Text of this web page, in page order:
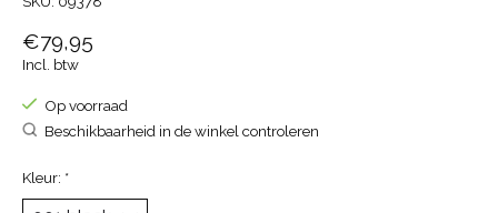
€79,95
Incl. btw
Op voorraad
Beschikbaarheid in de winkel controleren
Kleur: *